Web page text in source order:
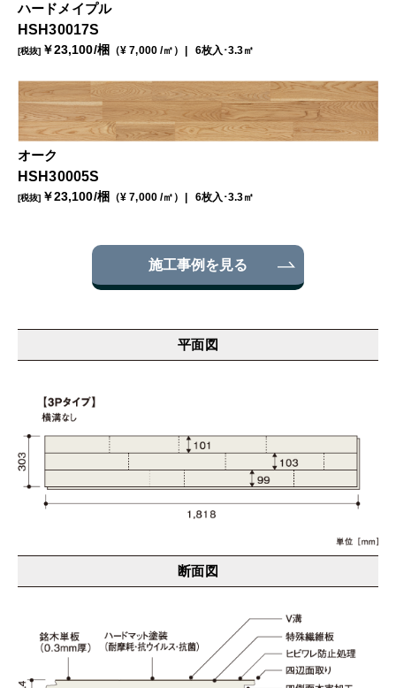
ハードメイプル
HSH30017S
[税抜] ￥23,100/梱 （¥ 7,000/㎡） 6枚入･3.3㎡
オーク
HSH30005S
[税抜] ￥23,100/梱 （¥ 7,000/㎡） 6枚入･3.3㎡
施工事例を見る
平面図
断面図